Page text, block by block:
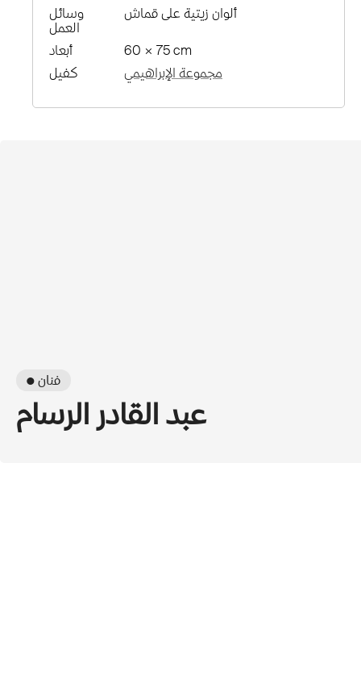
وسائل
العمل
ألوان زيتية على قماش
أبعاد
60 × 75 cm
كفيل
مجموعة الإبراهيمي
● فنان
عبد القادر الرسام